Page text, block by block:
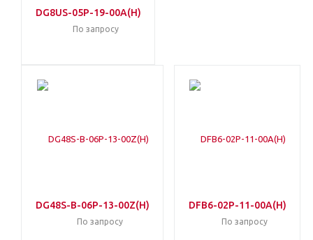
DG8US-05P-19-00A(H)
По запросу
DG48S-B-06P-13-00Z(H)
По запросу
DFB6-02P-11-00A(H)
По запросу